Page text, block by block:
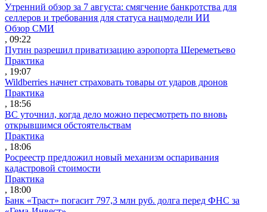
Утренний обзор за 7 августа: смягчение банкротства для
селлеров и требования для статуса нацмодели ИИ
Обзор СМИ
, 09:22
Путин разрешил приватизацию аэропорта Шереметьево
Практика
, 19:07
Wildberries начнет страховать товары от ударов дронов
Практика
, 18:56
ВС уточнил, когда дело можно пересмотреть по вновь
открывшимся обстоятельствам
Практика
, 18:06
Росреестр предложил новый механизм оспаривания
кадастровой стоимости
Практика
, 18:00
Банк «Траст» погасит 797,3 млн руб. долга перед ФНС за